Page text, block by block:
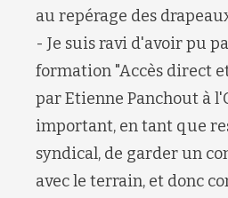
au repérage des
- Je suis ravi d'avoir pu
formation "Accès direct
par Etienne Panchout à
important, en tant que
syndical, de garder un
avec le terrain, et donc